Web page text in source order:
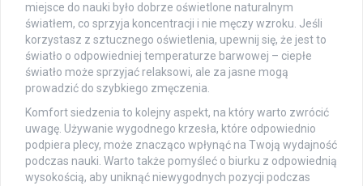
miejsce do nauki było dobrze oświetlone naturalnym
światłem, co sprzyja koncentracji i nie męczy wzroku. Jeśli
korzystasz z sztucznego oświetlenia, upewnij się, że jest to
światło o odpowiedniej temperaturze barwowej – ciepłe
światło może sprzyjać relaksowi, ale za jasne mogą
prowadzić do szybkiego zmęczenia.
Komfort siedzenia to kolejny aspekt, na który warto zwrócić
uwagę. Używanie wygodnego krzesła, które odpowiednio
podpiera plecy, może znacząco wpłynąć na Twoją wydajność
podczas nauki. Warto także pomyśleć o biurku z odpowiednią
wysokością, aby uniknąć niewygodnych pozycji podczas